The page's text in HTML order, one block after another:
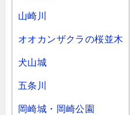
山崎川
オオカンザクラの桜並木
犬山城
五条川
岡崎城・岡崎公園